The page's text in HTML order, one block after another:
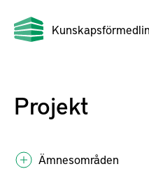
Projekt
Ämnesområden